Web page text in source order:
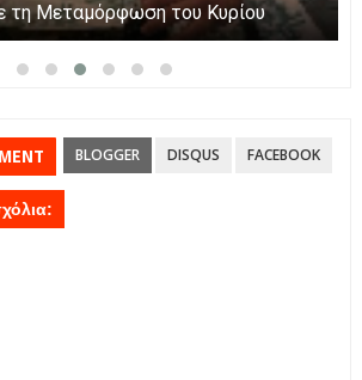
τη Μεταμόρφωση του Κυρίου
BLOGGER DISQUS FACEBOOK